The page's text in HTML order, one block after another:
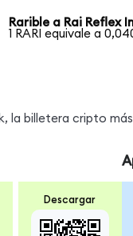
Rarible a Rai Reflex
1 RARI equivale a
la billetera cripto
Descargar